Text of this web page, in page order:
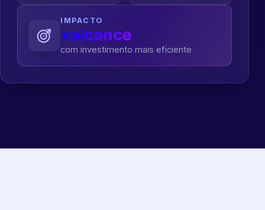
IMPACTO
+alcance
com investimento mais eficiente